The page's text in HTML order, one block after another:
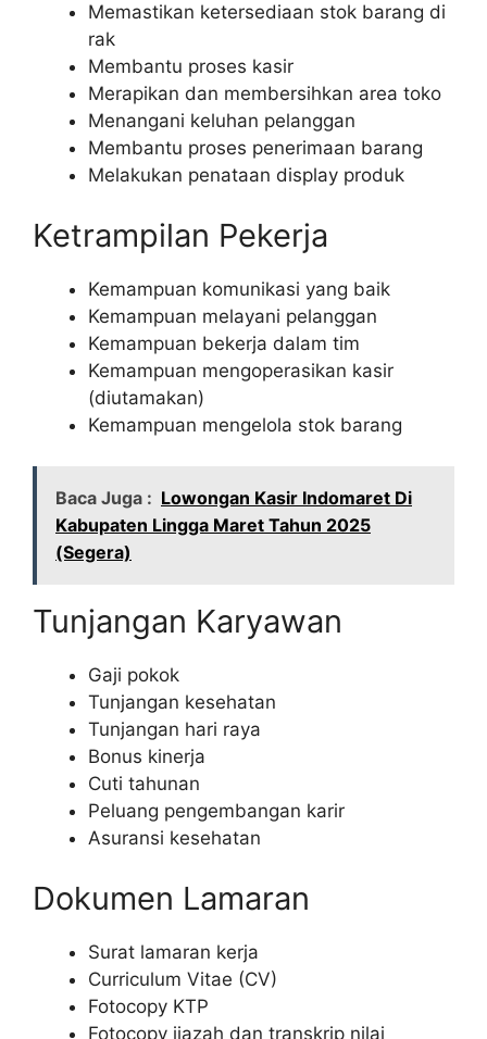
Memastikan ketersediaan stok barang di
rak
Membantu proses kasir
Merapikan dan membersihkan area toko
Menangani keluhan pelanggan
Membantu proses penerimaan barang
Melakukan penataan display produk
Ketrampilan Pekerja
Kemampuan komunikasi yang baik
Kemampuan melayani pelanggan
Kemampuan bekerja dalam tim
Kemampuan mengoperasikan kasir
(diutamakan)
Kemampuan mengelola stok barang
Baca Juga : Lowongan Kasir Indomaret Di
Kabupaten Lingga Maret Tahun 2025
(Segera)
Tunjangan Karyawan
Gaji pokok
Tunjangan kesehatan
Tunjangan hari raya
Bonus kinerja
Cuti tahunan
Peluang pengembangan karir
Asuransi kesehatan
Dokumen Lamaran
Surat lamaran kerja
Curriculum Vitae (CV)
Fotocopy KTP
Fotocopy ijazah dan transkrip nilai